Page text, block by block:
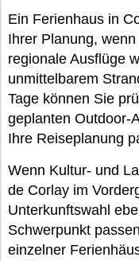
Ein Ferienhaus in
Ihrer Planung,
regionale Ausflüge
unmittelbarem
Tage können Sie
geplanten Outdoor-
Ihre Reiseplanung
Wenn Kultur- und
de Corlay im
Unterkunftswahl
Schwerpunkt
einzelner